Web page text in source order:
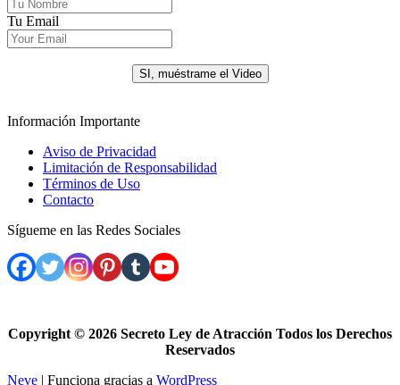
Tu Email
SI, muéstrame el Video
Información Importante
Aviso de Privacidad
Limitación de Responsabilidad
Términos de Uso
Contacto
Sígueme en las Redes Sociales
Copyright © 2026 Secreto Ley de Atracción Todos los Derechos
Reservados
Neve | Funciona gracias a WordPress